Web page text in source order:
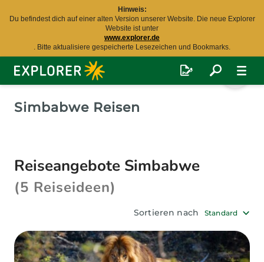
Hinweis:
Du befindest dich auf einer alten Version unserer Website. Die neue Explorer
Website ist unter
www.explorer.de
. Bitte aktualisiere gespeicherte Lesezeichen und Bookmarks.
Explorer
Fernreisen
Simbabwe Reisen
Reiseangebote Simbabwe
(5 Reiseideen)
Sortieren nach Standard